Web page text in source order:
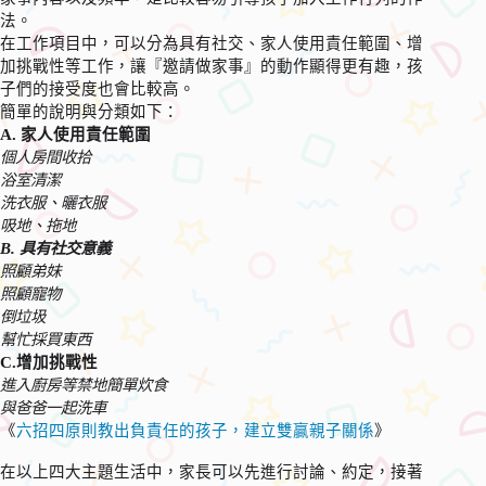
法。
在工作項目中，可以分為具有社交、家人使用責任範圍、增
加挑戰性等工作，讓『邀請做家事』的動作顯得更有趣，孩
子們的接受度也會比較高。
簡單的說明與分類如下：
A. 家人使用責任範圍
個人房間收拾
浴室清潔
洗衣服、曬衣服
吸地、拖地
B. 具有社交意義
照顧弟妹
照顧寵物
倒垃圾
幫忙採買東西
C.增加挑戰性
進入廚房等禁地簡單炊食
與爸爸一起洗車
《六招四原則教出負責任的孩子，建立雙贏親子關係》
在以上四大主題生活中，家長可以先進行討論、約定，接著